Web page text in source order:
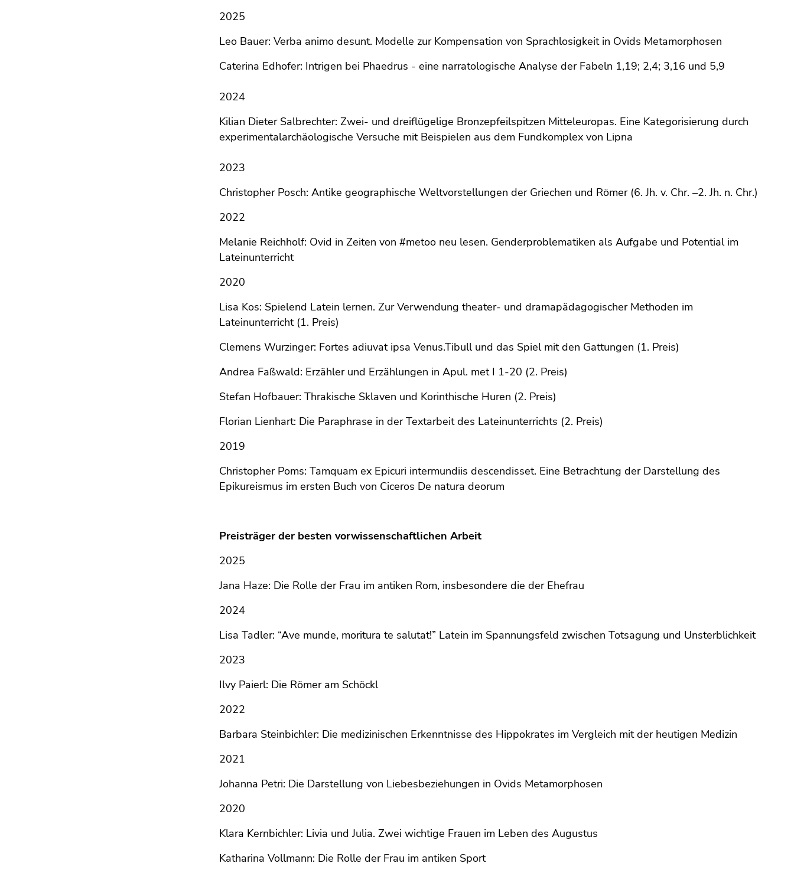
2025
Leo Bauer: Verba animo desunt. Modelle zur Kompensation von Sprachlosigkeit in Ovids Metamorphosen
Caterina Edhofer: Intrigen bei Phaedrus - eine narratologische Analyse der Fabeln 1,19; 2,4; 3,16 und 5,9
2024
Kilian Dieter Salbrechter: Zwei- und dreiflügelige Bronzepfeilspitzen Mitteleuropas. Eine Kategorisierung durch
experimentalarchäologische Versuche mit Beispielen aus dem Fundkomplex von Lipna
2023
Christopher Posch: Antike geographische Weltvorstellungen der Griechen und Römer (6. Jh. v. Chr. –2. Jh. n. Chr.)
2022
Melanie Reichholf: Ovid in Zeiten von #metoo neu lesen. Genderproblematiken als Aufgabe und Potential im
Lateinunterricht
2020
Lisa Kos: Spielend Latein lernen. Zur Verwendung theater- und dramapädagogischer Methoden im
Lateinunterricht (1. Preis)
Clemens Wurzinger: Fortes adiuvat ipsa Venus.Tibull und das Spiel mit den Gattungen (1. Preis)
Andrea Faßwald: Erzähler und Erzählungen in Apul. met I 1-20 (2. Preis)
Stefan Hofbauer: Thrakische Sklaven und Korinthische Huren (2. Preis)
Florian Lienhart: Die Paraphrase in der Textarbeit des Lateinunterrichts (2. Preis)
2019
Christopher Poms: Tamquam ex Epicuri intermundiis descendisset. Eine Betrachtung der Darstellung des
Epikureismus im ersten Buch von Ciceros De natura deorum
Preisträger der besten vorwissenschaftlichen Arbeit
2025
Jana Haze: Die Rolle der Frau im antiken Rom, insbesondere die der Ehefrau
2024
Lisa Tadler: “Ave munde, moritura te salutat!” Latein im Spannungsfeld zwischen Totsagung und Unsterblichkeit
2023
Ilvy Paierl: Die Römer am Schöckl
2022
Barbara Steinbichler: Die medizinischen Erkenntnisse des Hippokrates im Vergleich mit der heutigen Medizin
2021
Johanna Petri: Die Darstellung von Liebesbeziehungen in Ovids Metamorphosen
2020
Klara Kernbichler: Livia und Julia. Zwei wichtige Frauen im Leben des Augustus
Katharina Vollmann: Die Rolle der Frau im antiken Sport